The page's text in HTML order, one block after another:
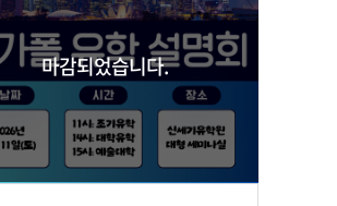
마감되었습니다.